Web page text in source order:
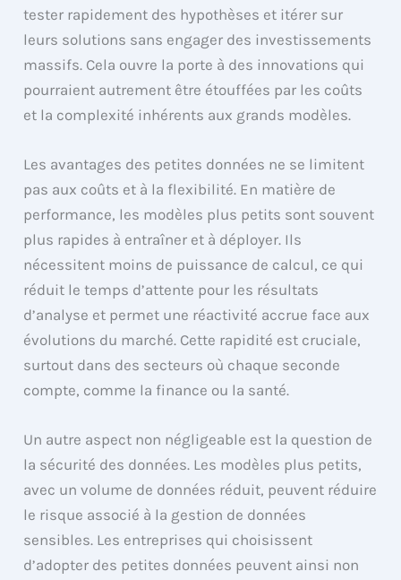
tester rapidement des hypothèses et itérer sur
leurs solutions sans engager des investissements
massifs. Cela ouvre la porte à des innovations qui
pourraient autrement être étouffées par les coûts
et la complexité inhérents aux grands modèles.
Les avantages des petites données ne se limitent
pas aux coûts et à la flexibilité. En matière de
performance, les modèles plus petits sont souvent
plus rapides à entraîner et à déployer. Ils
nécessitent moins de puissance de calcul, ce qui
réduit le temps d’attente pour les résultats
d’analyse et permet une réactivité accrue face aux
évolutions du marché. Cette rapidité est cruciale,
surtout dans des secteurs où chaque seconde
compte, comme la finance ou la santé.
Un autre aspect non négligeable est la question de
la sécurité des données. Les modèles plus petits,
avec un volume de données réduit, peuvent réduire
le risque associé à la gestion de données
sensibles. Les entreprises qui choisissent
d’adopter des petites données peuvent ainsi non